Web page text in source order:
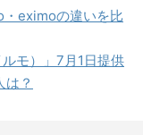
・eximoの違いを比
モ）」7月1日提供
は？